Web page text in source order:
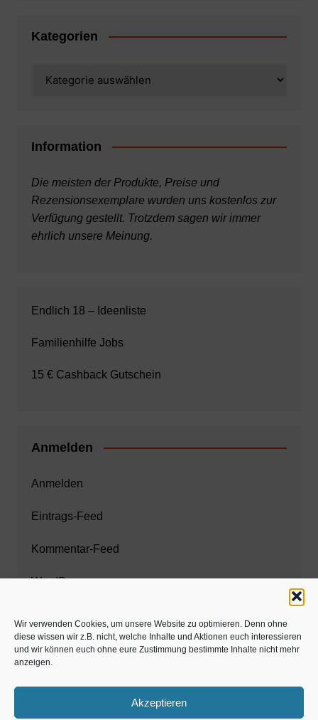
Wir verwenden Cookies, um unsere Website zu optimieren. Denn ohne
diese wissen wir z.B. nicht, welche Inhalte und Aktionen euch interessieren
und wir können euch ohne eure Zustimmung bestimmte Inhalte nicht mehr
anzeigen.
Akzeptieren
Kategorien
Information
Die meisten der Produkte, Preise und
Rezensionsexemplare wurden uns kostenlos zur
Verfügung gestellt. Trotzdem sagen wir immer
ehrlich unsere Meinung.
Endlich 18 – Ideenliste
Familienhilfe Jobs
15 € Cashback Gutschein
Anmelden
Anmelden
Eintrags-Feed
Kommentar-Feed
WordPress.org
Zahnarzt München
www.estaregistrierung.org – ESTA